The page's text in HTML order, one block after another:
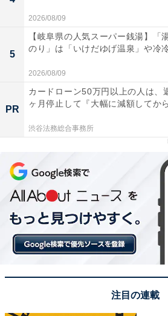
2026/08/09
5
【岐阜県の人気スーパー銭湯】「
のり」は「いけだゆげ温泉」や冷
2026/08/09
PR
カードローン50万円以上の人は、
ヶ月停止して『大幅に減額してか
渋谷法務総合事務所
注目の連載